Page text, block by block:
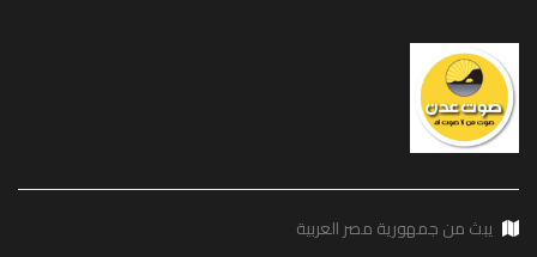
يبث من جمهورية مصر العربية